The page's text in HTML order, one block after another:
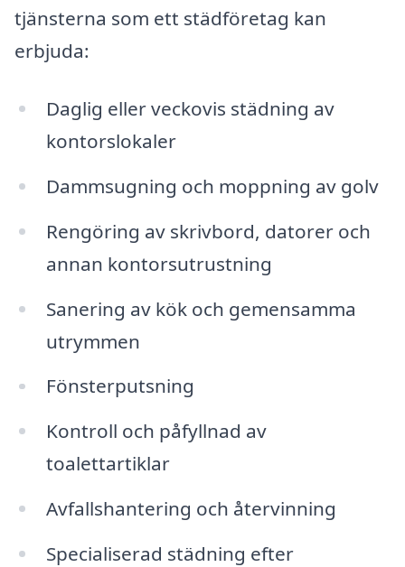
tjänsterna som ett städföretag kan
erbjuda:
Daglig eller veckovis städning av
kontorslokaler
Dammsugning och moppning av golv
Rengöring av skrivbord, datorer och
annan kontorsutrustning
Sanering av kök och gemensamma
utrymmen
Fönsterputsning
Kontroll och påfyllnad av
toalettartiklar
Avfallshantering och återvinning
Specialiserad städning efter